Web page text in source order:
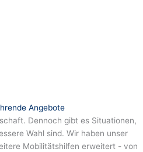
Angebote
Dennoch gibt es Situationen,
Wahl sind. Wir haben unser
Mobilitätshilfen erweitert - von